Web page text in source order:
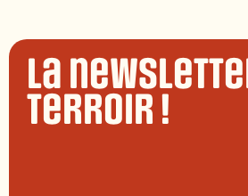
La
terroir !